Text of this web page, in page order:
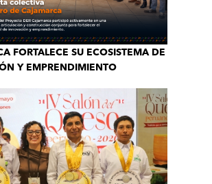
FORTALECE SU ECOSISTEMA DE
Y EMPRENDIMIENTO